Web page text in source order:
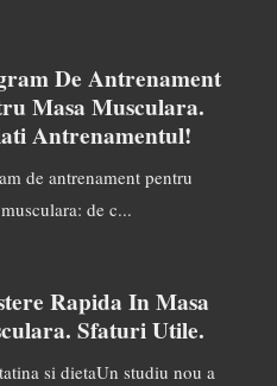
De Antrenament
Masa Musculara.
Antrenamentul!
de antrenament pentru
de c...
Rapida In Masa
Sfaturi Utile.
si dietaUn studiu nou a